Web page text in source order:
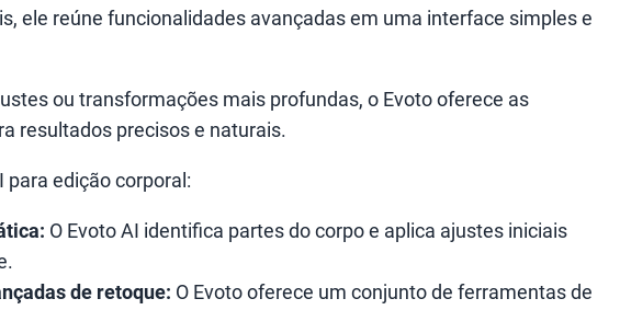
ele reúne funcionalidades avançadas em uma interface simples e
ou transformações mais profundas, o Evoto oferece as
resultados precisos e naturais.
para edição corporal:
O Evoto AI identifica partes do corpo e aplica ajustes iniciais
de retoque: O Evoto oferece um conjunto de ferramentas de